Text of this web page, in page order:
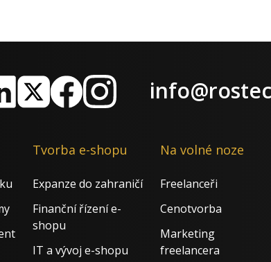
Tvorba e-shopu
Expanze do zahraničí
Finanční řízení e-
shopu
IT a vývoj e-shopu
Na volné noze
Freelanceři
Cenotvorba
Marketing
freelancera